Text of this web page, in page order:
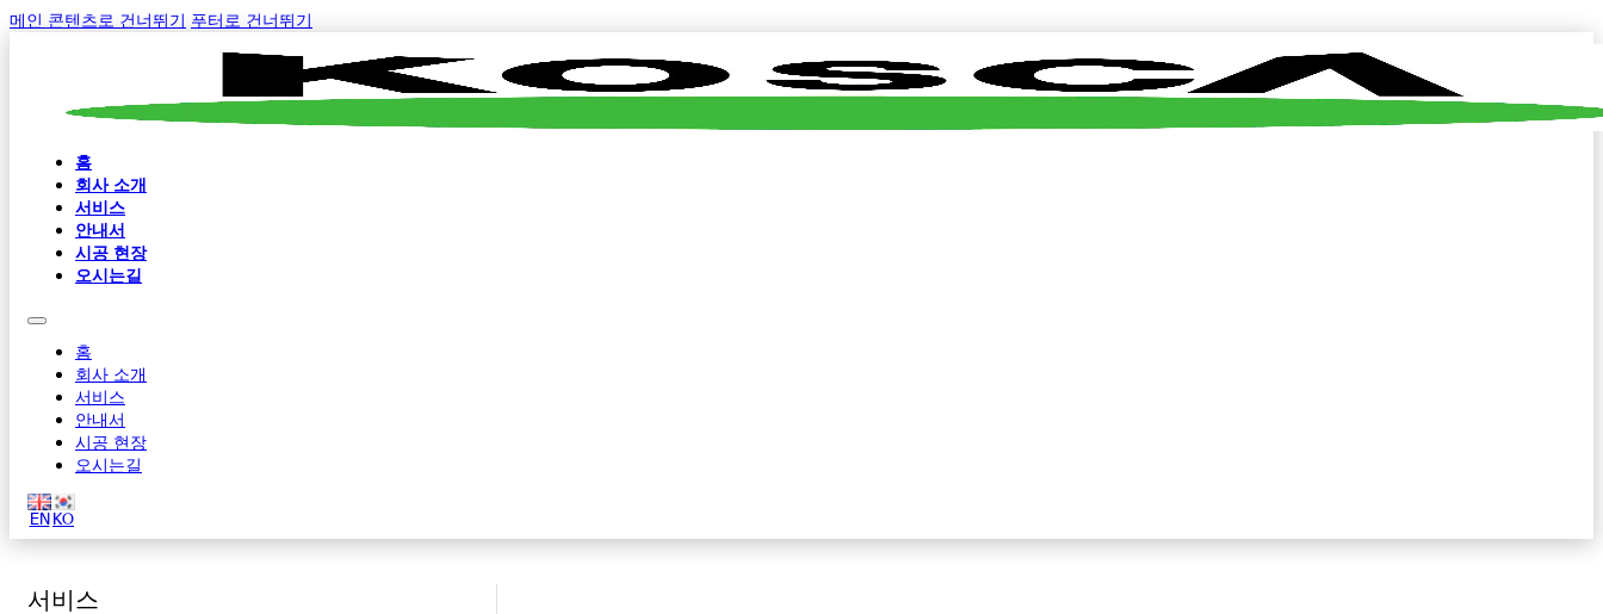
메인 콘텐츠로 건너뛰기 푸터로 건너뛰기
홈
회사 소개
서비스
안내서
시공 현장
오시는길
홈
회사 소개
서비스
안내서
시공 현장
오시는길
EN KO
서비스